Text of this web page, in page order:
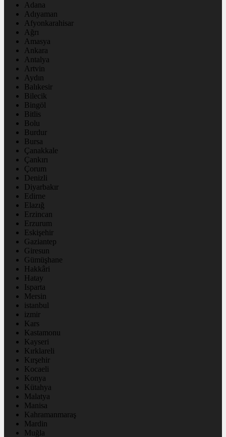
Adana
Adıyaman
Afyonkarahisar
Ağrı
Amasya
Ankara
Antalya
Artvin
Aydın
Balıkesir
Bilecik
Bingöl
Bitlis
Bolu
Burdur
Bursa
Çanakkale
Çankırı
Çorum
Denizli
Diyarbakır
Edirne
Elazığ
Erzincan
Erzurum
Eskişehir
Gaziantep
Giresun
Gümüşhane
Hakkâri
Hatay
Isparta
Mersin
istanbul
izmir
Kars
Kastamonu
Kayseri
Kırklareli
Kırşehir
Kocaeli
Konya
Kütahya
Malatya
Manisa
Kahramanmaraş
Mardin
Muğla